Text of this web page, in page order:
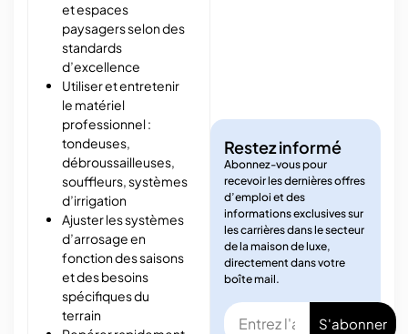
et espaces
paysagers selon des
standards
d’excellence
Utiliser et entretenir
le matériel
professionnel :
tondeuses,
débroussailleuses,
souffleurs, systèmes
d’irrigation
Ajuster les systèmes
d’arrosage en
fonction des saisons
et des besoins
spécifiques du
terrain
Restez informé
Abonnez-vous pour
recevoir les dernières offres
d’emploi et des
informations exclusives sur
les carrières dans le secteur
de la maison de luxe,
directement dans votre
boîte mail.
S'abonner